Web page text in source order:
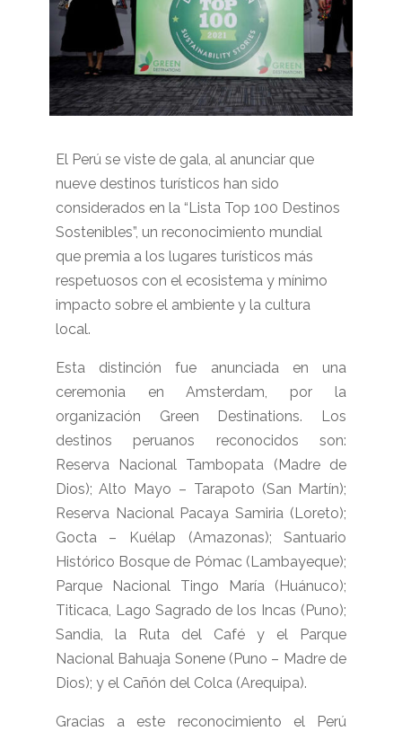
El Perú se viste de gala, al anunciar que
nueve destinos turísticos han sido
considerados en la “Lista Top 100 Destinos
Sostenibles”, un reconocimiento mundial
que premia a los lugares turísticos más
respetuosos con el ecosistema y mínimo
impacto sobre el ambiente y la cultura
local.
Esta distinción fue anunciada en una
ceremonia en Amsterdam, por la
organización Green Destinations. Los
destinos peruanos reconocidos son:
Reserva Nacional Tambopata (Madre de
Dios); Alto Mayo – Tarapoto (San Martín);
Reserva Nacional Pacaya Samiria (Loreto);
Gocta – Kuélap (Amazonas); Santuario
Histórico Bosque de Pómac (Lambayeque);
Parque Nacional Tingo María (Huánuco);
Titicaca, Lago Sagrado de los Incas (Puno);
Sandia, la Ruta del Café y el Parque
Nacional Bahuaja Sonene (Puno – Madre de
Dios); y el Cañón del Colca (Arequipa).
Gracias a este reconocimiento el Perú